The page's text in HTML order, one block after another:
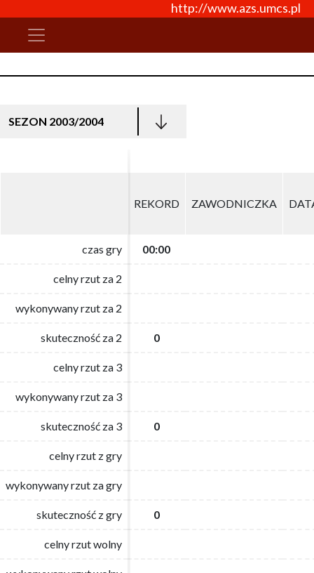
http://www.azs.umcs.pl
SEZON 2003/2004
REKORD ZAWODNICZKA
czas gry 00:00
celny rzut za 2
wykonywany rzut za 2
skuteczność za 2 0
celny rzut za 3
wykonywany rzut za 3
skuteczność za 3 0
celny rzut z gry
wykonywany rzut za gry
skuteczność z gry 0
celny rzut wolny
REKORD ZAWODNICZKA
czas gry 00:00
celny rzut za 2
wykonywany rzut za 2
skuteczność za 2 0
celny rzut za 3
wykonywany rzut za 3
skuteczność za 3 0
celny rzut z gry
wykonywany rzut za gry
skuteczność z gry 0
celny rzut wolny